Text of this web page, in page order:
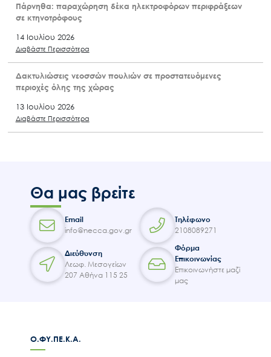
Πάρνηθα: παραχώρηση δέκα ηλεκτροφόρων περιφράξεων
σε κτηνοτρόφους
14 Ιουλίου 2026
Διαβάστε Περισσότερα
Δακτυλιώσεις νεοσσών πουλιών σε προστατευόμενες
περιοχές όλης της χώρας
13 Ιουλίου 2026
Διαβάστε Περισσότερα
Θα μας βρείτε
Email
info@necca.gov.gr
Τηλέφωνο
2108089271
Διεύθυνση
Λεωφ. Μεσογείων
207 Αθήνα 115 25
Φόρμα
Επικοινωνίας
Επικοινωνήστε μαζί
μας
Ο.ΦΥ.ΠΕ.Κ.Α.